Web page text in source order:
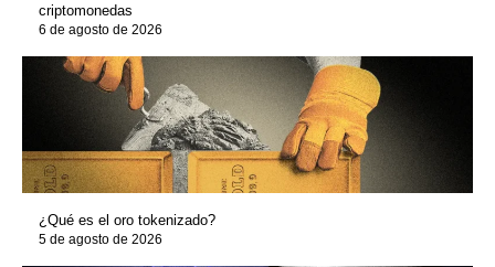
criptomonedas
6 de agosto de 2026
¿Qué es el oro tokenizado?
5 de agosto de 2026